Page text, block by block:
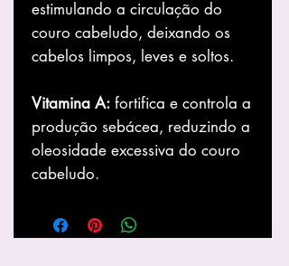
estimulando a circulação do
couro cabeludo, deixando os
cabelos limpos, leves e soltos.
Vitamina A: fortifica e controla a
produção sebácea, reduzindo a
oleosidade excessiva do couro
cabeludo.